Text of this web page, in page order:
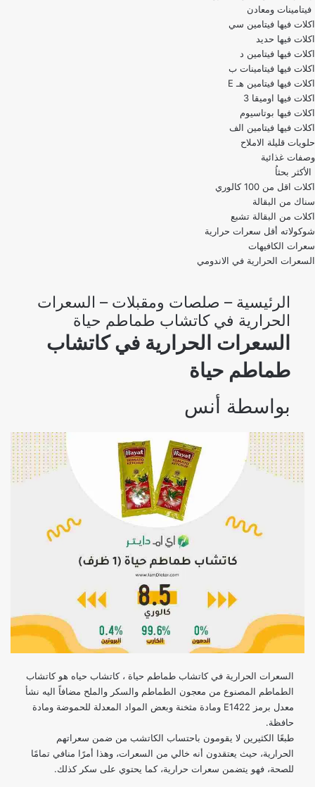
فيتامينات ومعادن
اكلات فيها فيتامين سي
اكلات فيها حديد
اكلات فيها فيتامين د
اكلات فيها فيتامينات ب
اكلات فيها فيتامين هـ E
اكلات فيها اوميقا 3
اكلات فيها بوتاسيوم
اكلات فيها فيتامين الف
حلويات قليلة الاملاح
وصفات غذائية
الأكثر بحثاُ
اكلات اقل من 100 كالوري
اكلات من البقالة تشبع
شوكولاته أقل سعرات حرارية
سعرات الكافيهات
السعرات الحرارية في الاندومي
الرئيسية – صلصات ومقبلات – السعرات
الحرارية في كاتشاب طماطم حياة
السعرات الحرارية في كاتشاب
طماطم حياة
بواسطة أنس
السعرات الحرارية في كاتشاب طماطم حياة ، كاتشاب حياه هو كاتشاب
الطماطم المصنوع من معجون الطماطم والسكر والملح مضافاً اليه نشأ
معدل برمز E1422 ومادة مثخنة وبعض المواد المعدلة للحموضة ومادة
حافظة.
طبعًا الكثيرين لا يقومون باحتساب الكاتشب من ضمن سعراتهم
الحرارية، حيث يعتقدون أنه خالي من السعرات، وهذا أمرًا منافي تمامًا
للصحة، فهو يتضمن سعرات حرارية، كما يحتوي على سكر كذلك.